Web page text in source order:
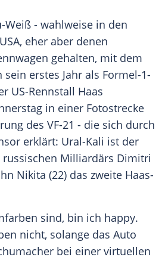
Weiß - wahlweise in den
USA, eher aber denen
gehalten, mit dem
sein erstes Jahr als Formel-1-
US-Rennstall Haas
in einer Fotostrecke
des VF-21 - die sich durch
erklärt: Ural-Kali ist der
russischen Milliardärs Dimitri
Nikita (22) das zweite Haas-
sind, bin ich happy.
nicht, solange das Auto
bei einer virtuellen